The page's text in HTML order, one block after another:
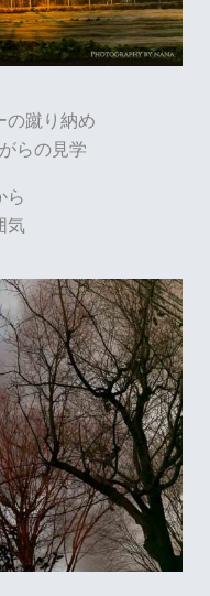
の蹴り納め
らの見学
ら
気